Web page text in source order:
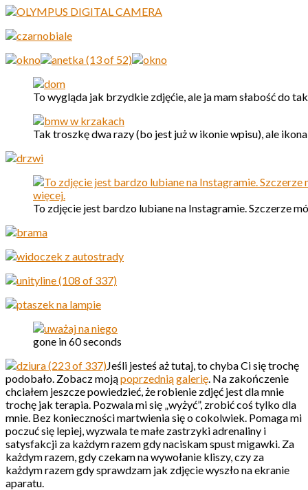
To wygląda jak brzydkie zdjęćie, ale ja mam słabość do
Tak troszkę dwa razy (bo jest już w ikonie wpisu), ale
To zdjęcie jest bardzo lubiane na Instagramie. Szczerze
gone in 60 seconds
Jeśli jesteś aż tutaj, to chyba Ci się trochę
podobało. Zobacz mojąpoprzednią galerię . Na zakończenie
chciałem jeszcze powiedzieć, że robienie zdjęć jest dla mnie
trochę jak terapia. Pozwala mi się „wyżyć”, zrobić coś tylko dla
mnie. Bez konieczności martwienia się o cokolwiek. Pomaga mi
poczuć się lepiej, wyzwala te małe zastrzyki adrenaliny i
satysfakcji za każdym razem gdy naciskam spust migawki. Za
każdym razem, gdy czekam na wywołanie kliszy, czy za
każdym razem gdy sprawdzam jak zdjęcie wyszło na ekranie
aparatu.